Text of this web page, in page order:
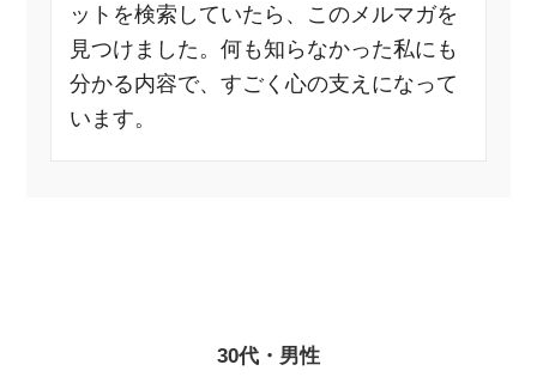
ットを検索していたら、このメルマガを
見つけました。何も知らなかった私にも
分かる内容で、すごく心の支えになって
います。
30代・男性